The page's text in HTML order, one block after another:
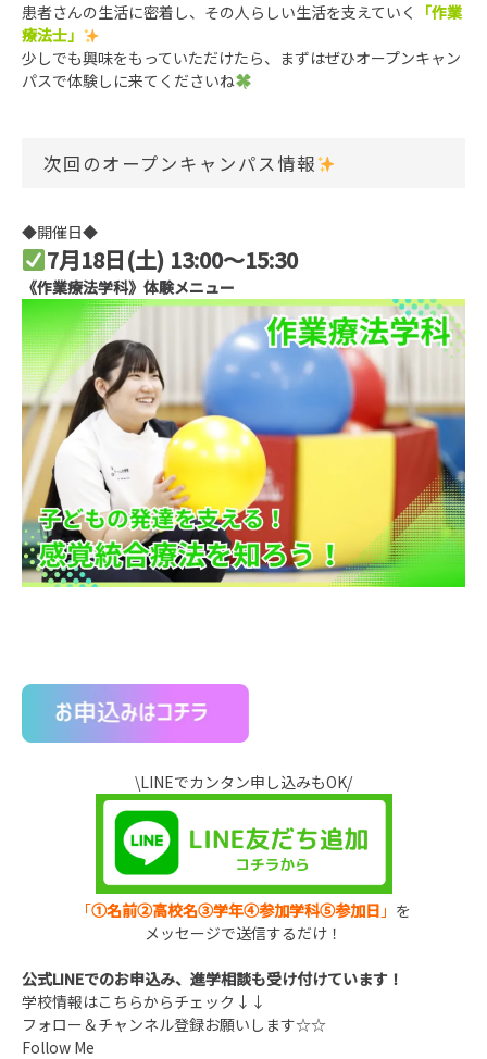
患者さんの生活に密着し、その人らしい生活を支えていく
「作業
療法士」
少しでも興味をもっていただけたら、まずはぜひオープンキャン
パスで体験しに来てくださいね
次回のオープンキャンパス情報
◆開催日◆
7月18日(土) 13:00～15:30
《作業療法学科》体験メニュー
\LINEでカンタン申し込みもOK/
「①名前②高校名③学年④参加学科⑤参加日 」 を
メッセージで送信するだけ！
公式LINEでのお申込み、進学相談も受け付けています！
学校情報はこちらからチェック↓↓
フォロー＆チャンネル登録お願いします☆☆
Follow Me